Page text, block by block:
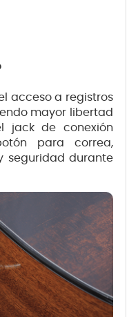
acceso a registros
mayor libertad
jack de conexión
para correa,
seguridad durante